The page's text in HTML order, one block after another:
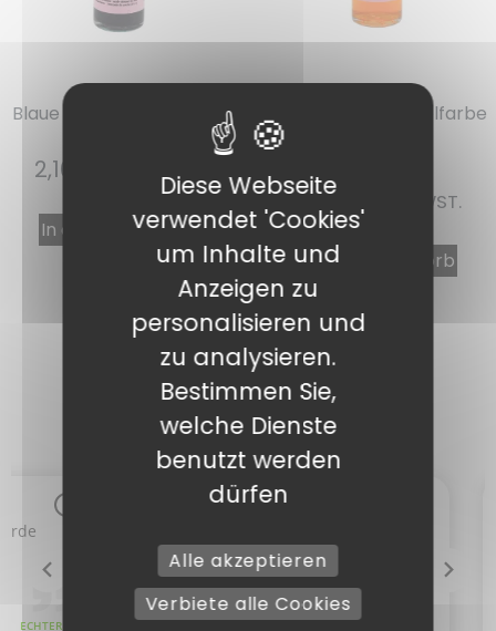
1 note
Ref. : 12014
Blaue Lebensmittelfarbe
2,16 INKL. MWST.
In den Warenkorb
Ref. : 12015
Gelbe Lebensmittelfarbe
2,16€ INKL. MWST.
In den Warenkorb
Diese Webseite
verwendet 'Cookies'
um Inhalte und
Anzeigen zu
personalisieren und
zu analysieren.
Bestimmen Sie,
welche Dienste
benutzt werden
dürfen
Alle akzeptieren
Verbiete alle Cookies